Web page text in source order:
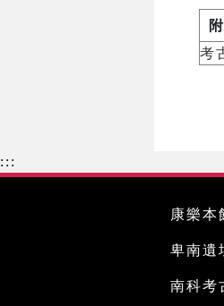
考
:::
康樂本
卑南遺
南科考